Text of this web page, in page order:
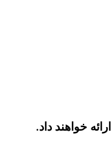
خواهند داد.